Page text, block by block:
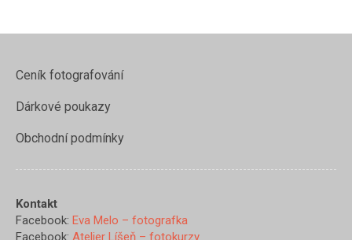
Ceník fotografování
Dárkové poukazy
Obchodní podmínky
Kontakt
Facebook: Eva Melo – fotografka
Facebook: Atelier Líšeň – fotokurzyfruits/attachment/13">